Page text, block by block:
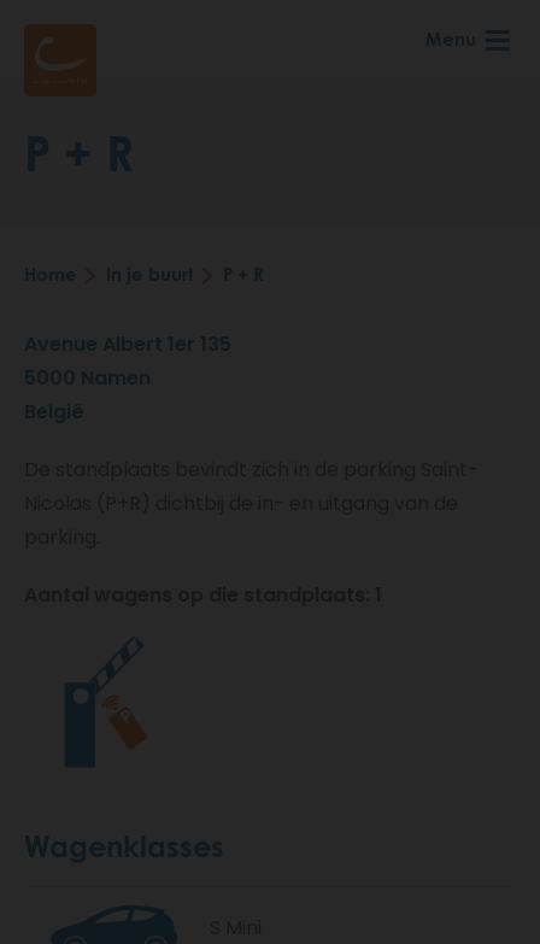
Menu
P + R
Home In je buurt P + R
Avenue Albert 1er 135
5000 Namen
België
Wagenklasses